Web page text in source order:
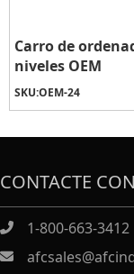
Carro de
niveles OEM
SKU:OEM-24
CONTACTE CON
1-800-663-3412